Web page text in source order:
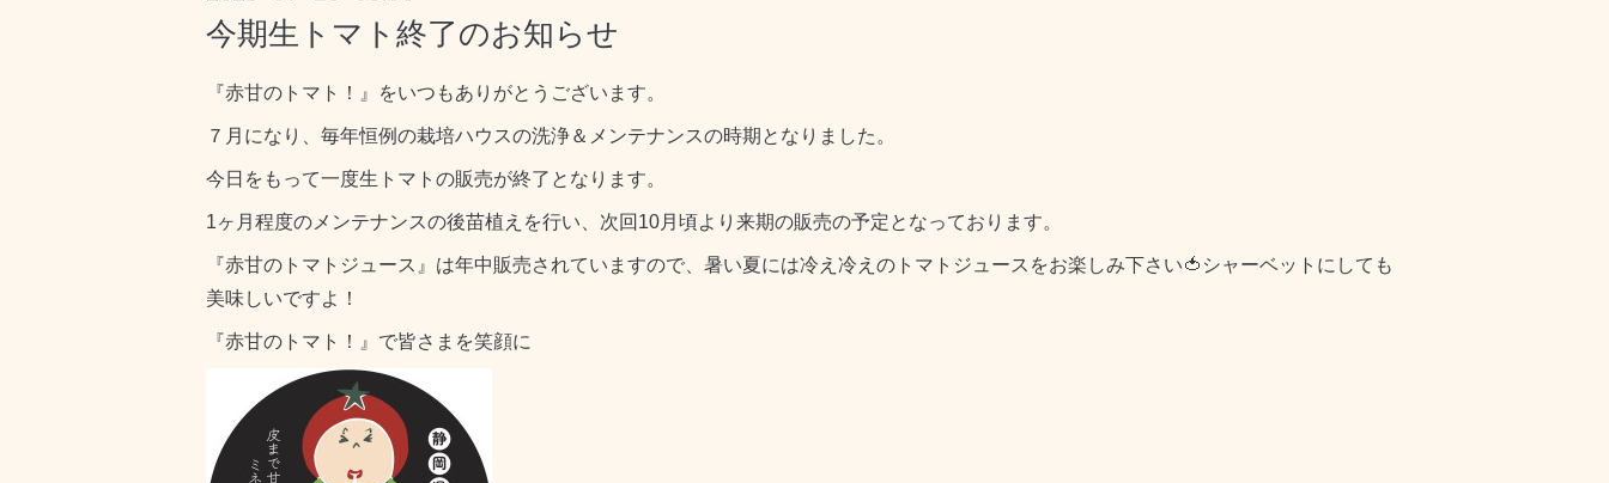
今期生トマト終了のお知らせ
『赤甘のトマト！』をいつもありがとうございます。
７月になり、毎年恒例の栽培ハウスの洗浄＆メンテナンスの時期となりました。
今日をもって一度生トマトの販売が終了となります。
1ヶ月程度のメンテナンスの後苗植えを行い、次回10月頃より来期の販売の予定となっております。
『赤甘のトマトジュース』は年中販売されていますので、暑い夏には冷え冷えのトマトジュースをお楽しみ下さい🍅シャーベットにしても
美味しいですよ！
『赤甘のトマト！』で皆さまを笑顔に